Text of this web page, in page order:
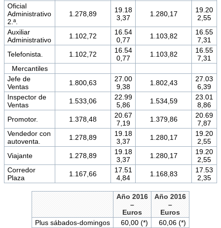
Oficial
Administrativo
2.ª.
1.278,89
19.18
3,37
1.280,17
19.20
2,55
Auxiliar
Administrativo
1.102,72
16.54
0,77
1.103,82
16.55
7,31
Telefonista.
1.102,72
16.54
0,77
1.103,82
16.55
7,31
Mercantiles
Jefe de
Ventas
1.800,63
27.00
9,38
1.802,43
27.03
6,39
Inspector de
Ventas
1.533,06
22.99
5,86
1.534,59
23.01
8,86
Promotor.
1.378,48
20.67
7,19
1.379,86
20.69
7,87
Vendedor con
autoventa.
1.278,89
19.18
3,37
1.280,17
19.20
2,55
Viajante
1.278,89
19.18
3,37
1.280,17
19.20
2,55
Corredor
Plaza
1.167,66
17.51
4,84
1.168,83
17.53
2,35
Año 2016
–
Euros
Año 2016
–
Euros
Plus sábados-domingos
60,00 (*)
60,06 (*)